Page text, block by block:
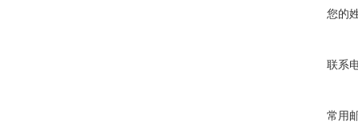
您的
联系
常用